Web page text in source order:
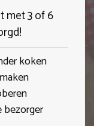
met 3 of 6
koken